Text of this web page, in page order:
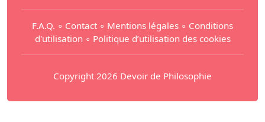
F.A.Q. ∘ Contact ∘ Mentions légales ∘ Conditions
d'utilisation∘ Politique d’utilisation des cookies
Copyright 2026 Devoir de Philosophie